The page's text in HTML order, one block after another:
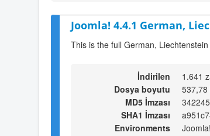
Joomla! 4.4.1 German,
This is the full German,
İndirilen
1.641
Dosya boyutu
537,78
MD5 İmzası
SHA1 İmzası
Environments